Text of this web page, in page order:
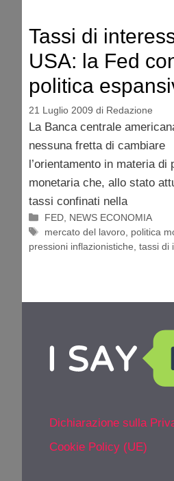
Tassi di
USA: la Fed
politica
21 Luglio 2009 di Redazione
La Banca centrale
nessuna fretta di cambiare
l’orientamento in materia di
monetaria che, allo stato
tassi confinati nella
Categorie
FED NEWS ECONOMIA
Tag
mercato del lavoro politica
pressioni inflazionistiche tassi di
Dichiarazione sulla
Cookie Policy (UE)